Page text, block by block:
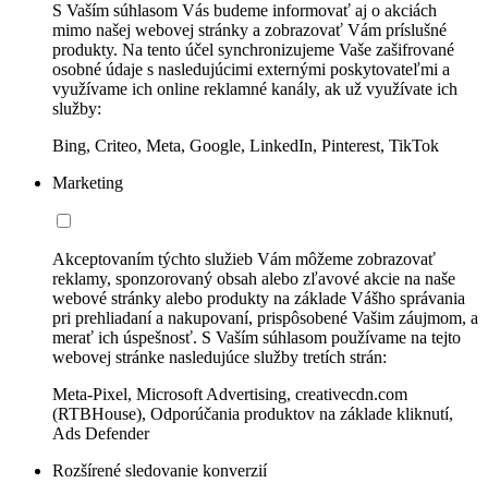
S Vaším súhlasom Vás budeme informovať aj o akciách
mimo našej webovej stránky a zobrazovať Vám príslušné
produkty. Na tento účel synchronizujeme Vaše zašifrované
osobné údaje s nasledujúcimi externými poskytovateľmi a
využívame ich online reklamné kanály, ak už využívate ich
služby:
Bing, Criteo, Meta, Google, LinkedIn, Pinterest, TikTok
Marketing
Akceptovaním týchto služieb Vám môžeme zobrazovať
reklamy, sponzorovaný obsah alebo zľavové akcie na naše
webové stránky alebo produkty na základe Vášho správania
pri prehliadaní a nakupovaní, prispôsobené Vašim záujmom, a
merať ich úspešnosť. S Vaším súhlasom používame na tejto
webovej stránke nasledujúce služby tretích strán:
Meta-Pixel, Microsoft Advertising, creativecdn.com
(RTBHouse), Odporúčania produktov na základe kliknutí,
Ads Defender
Rozšírené sledovanie konverzií